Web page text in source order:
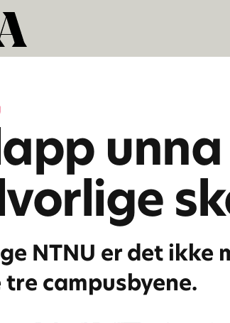
NTNU er det ikke
tre campusbyene.